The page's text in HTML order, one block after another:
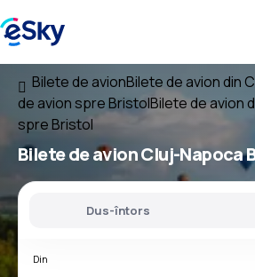
Bilete de avionBilete de avion din
de avion spre BristolBilete de avion
spre Bristol
Bilete de avionCluj-Napoca
Dus-întors
Din